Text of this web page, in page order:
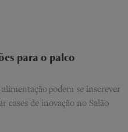
para o palco
podem se inscrever
cases de inovação no Salão